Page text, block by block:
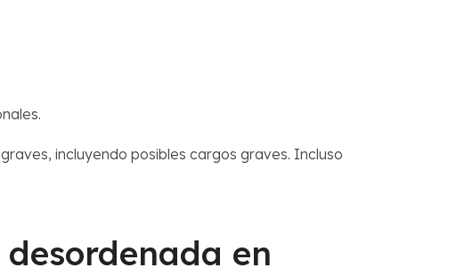
incluyendo posibles cargos graves. Incluso
en